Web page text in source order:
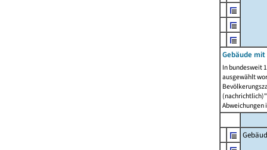
Gebäude mit
In bundesweit
ausgewählt
Abweichungen